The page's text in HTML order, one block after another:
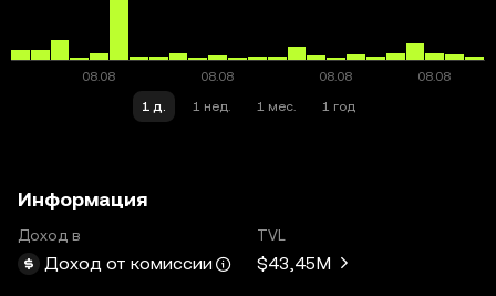
1 д. 1 нед. 1 мес. 1 год
Информация
Доход в
Доход от комиссии
TVL
$43,45M